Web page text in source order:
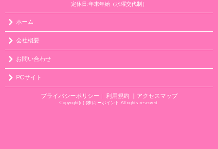
定休日:年末年始（水曜交代制）
ホーム
会社概要
お問い合わせ
PCサイト
プライバシーポリシー ｜ 利用規約 ｜アクセスマップ
Copyright(c) (株)キーポイント All rights reserved.